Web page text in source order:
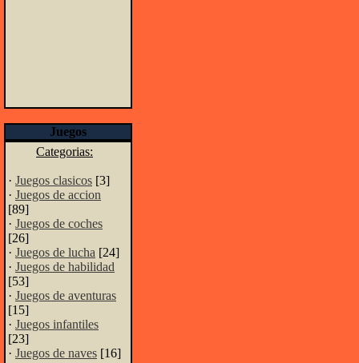
Juegos
Categorias:
· Juegos clasicos [3]
· Juegos de accion
[89]
· Juegos de coches
[26]
· Juegos de lucha [24]
· Juegos de habilidad
[53]
· Juegos de aventuras
[15]
· Juegos infantiles
[23]
· Juegos de naves [16]